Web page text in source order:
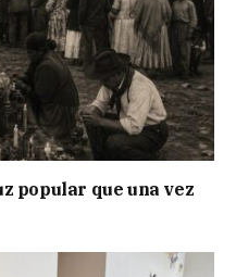
popular que una vez